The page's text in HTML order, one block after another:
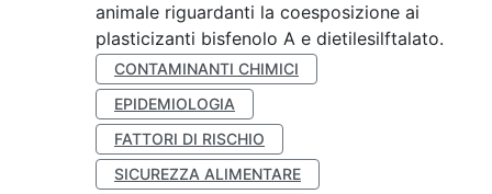
animale riguardanti la coesposizione ai
plasticizanti bisfenolo A e dietilesilftalato.
CONTAMINANTI CHIMICI
EPIDEMIOLOGIA
FATTORI DI RISCHIO
SICUREZZA ALIMENTARE